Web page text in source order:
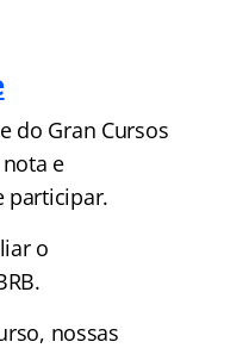
do Gran Cursos
e
participar.
o
nossas